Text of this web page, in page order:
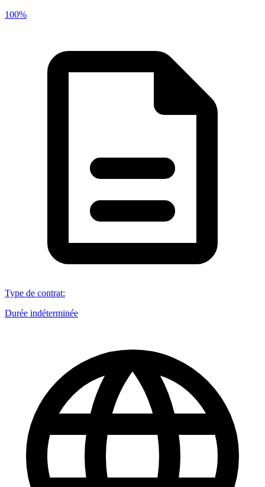
100%
Type de contrat:
Durée indéterminée